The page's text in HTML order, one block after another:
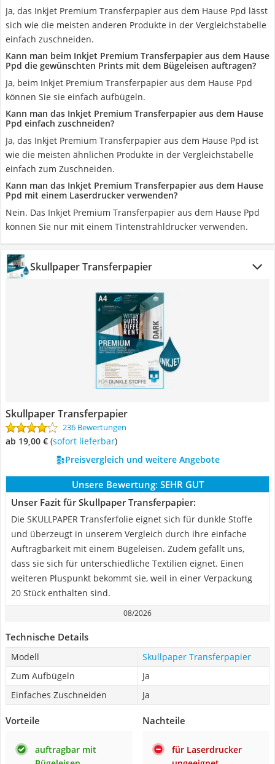
Ja, das Inkjet Premium Transferpapier aus dem Hause Ppd lässt
sich wie die meisten anderen Produkte in der Vergleichstabelle
einfach zuschneiden.
Kann man beim Inkjet Premium Transferpapier aus dem Hause
Ppd die gewünschten Prints mit dem Bügeleisen auftragen?
Ja, beim Inkjet Premium Transferpapier aus dem Hause Ppd
können Sie sie einfach aufbügeln.
Kann man das Inkjet Premium Transferpapier aus dem Hause
Ppd einfach zuschneiden?
Ja, das Inkjet Premium Transferpapier aus dem Hause Ppd ist
wie die meisten ähnlichen Produkte in der Vergleichstabelle
einfach zum Zuschneiden.
Kann man das Inkjet Premium Transferpapier aus dem Hause
Ppd mit einem Laserdrucker verwenden?
Nein. Das Inkjet Premium Transferpapier aus dem Hause Ppd
können Sie nur mit einem Tintenstrahldrucker verwenden.
Skullpaper Transferpapier
Skullpaper Transferpapier
236 Bewertungen
ab 19,00 € ( Sofort lieferbar)
Preisvergleich und weitere Angebote
Unsere Bewertung: SEHR GUT
Unser Fazit für Skullpaper Transferpapier:
Die SKULLPAPER Transferfolie eignet sich für dunkle Stoffe
und überzeugt in unserem Vergleich durch ihre einfache
Auftragbarkeit mit einem Bügeleisen. Zudem gefällt uns,
dass sie sich für unterschiedliche Textilien eignet. Einen
weiteren Pluspunkt bekommt sie, weil in einer Verpackung
20 Stück enthalten sind.
08/2026
Technische Details
Modell
Skullpaper Transferpapier
Zum Aufbügeln
Ja
Einfaches Zuschneiden
Ja
Vorteile
auftragbar mit
Nachteile
für Laserdrucker